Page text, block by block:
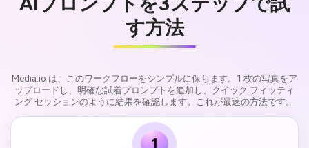
す方法
Media.io は、このワークフローをシンプルに保ちます。1 枚の写真をア
ップロードし、明確な試着プロンプトを追加し、クイック フィッティ
ング セッションのように結果を確認します。これが最速の方法です。
1